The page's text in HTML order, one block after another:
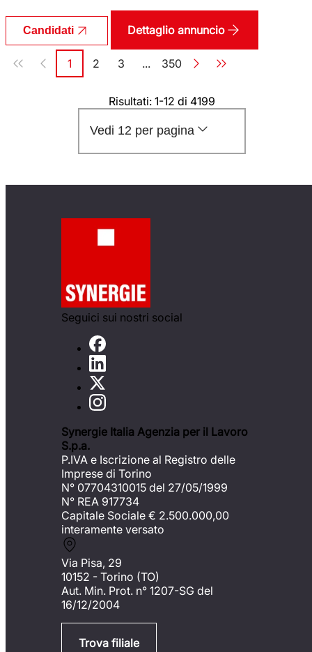
Candidati Dettaglio annuncio
Paginazione
Pagina
1 Pagina
2 Pagina
3 ... Pagina
350
Risultati: 1-12 di 4199
Vedi 12 per pagina
Seguici sui nostri social
Synergie Italia Agenzia per il Lavoro
S.p.a.
P.IVA e Iscrizione al Registro delle
Imprese di Torino
N° 07704310015 del 27/05/1999
N° REA 917734
Capitale Sociale € 2.500.000,00
interamente versato
Via Pisa, 29
10152 - Torino (TO)
Aut. Min. Prot. n° 1207-SG del
16/12/2004
Trova filiale